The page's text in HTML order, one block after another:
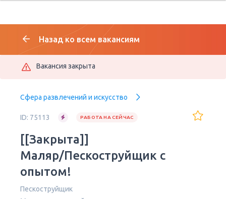
Назад ко всем вакансиям
Вакансия закрыта
Сфера развлечений и искусство
ID: 75113 РАБОТА НА СЕЙЧАС
[[Закрыта]]
Маляр/Пескоструйщик с
опытом!
Пескоструйщик